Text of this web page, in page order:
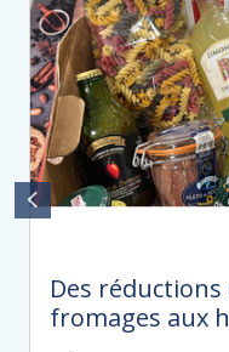
Des
fromages aux